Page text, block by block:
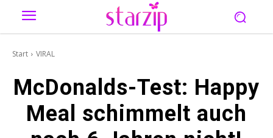
Start VIRAL
McDonalds-Test: Happy
Meal schimmelt auch